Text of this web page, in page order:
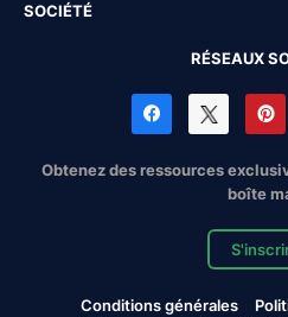
SOCIÉTÉ
RÉSEAUX
Obtenez des ressources
boîte
Conditions générales